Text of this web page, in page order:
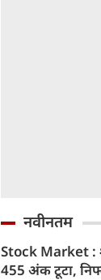
नवीनतम
Stock Market :
455 अंक टूटा,